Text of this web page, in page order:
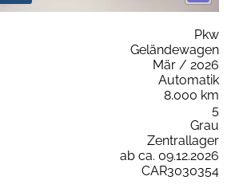
Pkw
Geländewagen
Mär / 2026
Automatik
8.000 km
5
Grau
Zentrallager
ab ca. 09.12.2026
CAR3030354